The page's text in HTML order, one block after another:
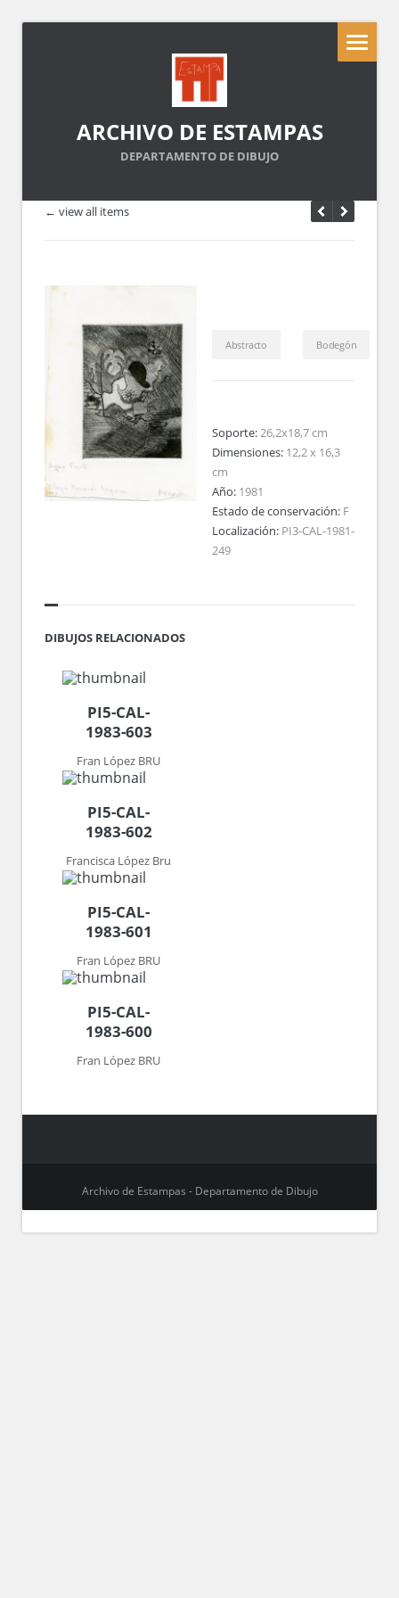
ARCHIVO DE ESTAMPAS
DEPARTAMENTO DE DIBUJO
← view all items
Abstracto Bodegón
Soporte:26,2x18,7 cm
Dimensiones: 12,2 x 16,3
cm
Año: 1981
Estado de conservación: F
Localización: PI3-CAL-1981-
249
DIBUJOS RELACIONADOS
PI5-CAL-
1983-603
Fran López BRU
PI5-CAL-
1983-602
Francisca López Bru
PI5-CAL-
1983-601
Fran López BRU
PI5-CAL-
1983-600
Fran López BRU
Archivo de Estampas - Departamento de Dibujo